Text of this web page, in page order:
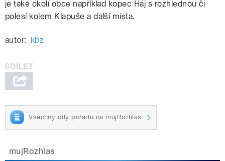
je také okolí obce například kopec Háj s rozhlednou či
polesí kolem Klapuše a další místa.
autor: kbz
Všechny díly pořadu na mujRozhlas
mujRozhlas